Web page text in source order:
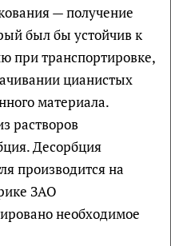
— получение
был бы устойчив к
при транспортировке,
цианистых
материала.
растворов
Десорбция
производится на
ЗАО
необходимое